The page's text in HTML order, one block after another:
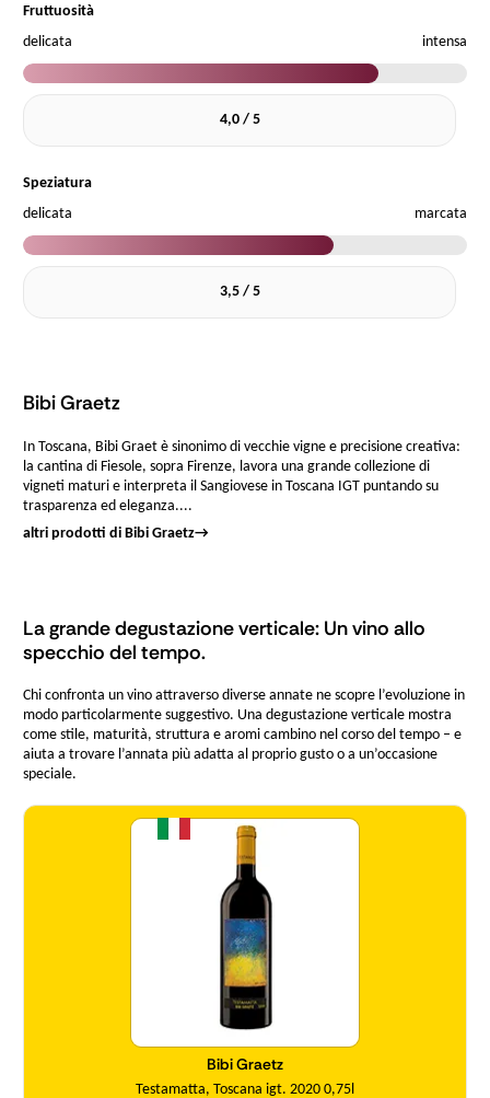
Fruttuosità
delicata
intensa
4,0 / 5
Speziatura
delicata
marcata
3,5 / 5
Bibi Graetz
In Toscana, Bibi Graet è sinonimo di vecchie vigne e precisione creativa:
la cantina di Fiesole, sopra Firenze, lavora una grande collezione di
vigneti maturi e interpreta il Sangiovese in Toscana IGT puntando su
trasparenza ed eleganza....
altri prodotti di Bibi Graetz→
La grande degustazione verticale: Un vino allo
specchio del tempo.
Chi confronta un vino attraverso diverse annate ne scopre l’evoluzione in
modo particolarmente suggestivo. Una degustazione verticale mostra
come stile, maturità, struttura e aromi cambino nel corso del tempo – e
aiuta a trovare l’annata più adatta al proprio gusto o a un’occasione
speciale.
Bibi Graetz
Testamatta, Toscana igt. 2020 0,75l
Quantità